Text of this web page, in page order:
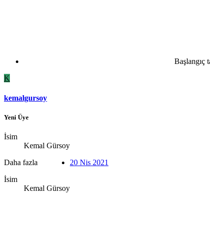
Başlangıç
K
kemalgursoy
Yeni Üye
İsim
Kemal Gürsoy
Daha fazla
İsim
Kemal Gürsoy
20 Nis 2021